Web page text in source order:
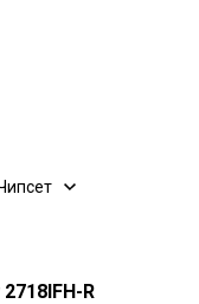
R